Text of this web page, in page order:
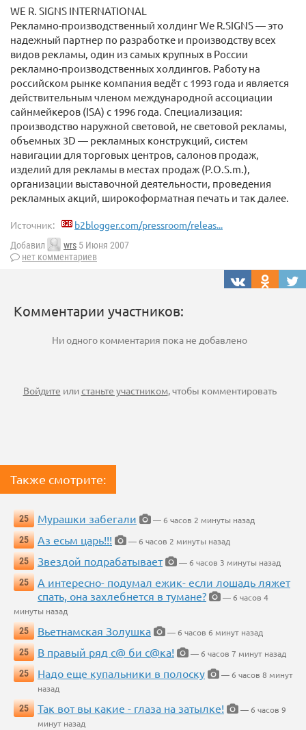
WE R. SIGNS INTERNATIONAL
Рекламно-производственный холдинг We R.SIGNS — это
надежный партнер по разработке и производству всех
видов рекламы, один из самых крупных в России
рекламно-производственных холдингов. Работу на
российском рынке компания ведёт с 1993 года и является
действительным членом международной ассоциации
сайнмейкеров (ISA) с 1996 года. Специализация:
производство наружной световой, не световой рекламы,
объемных 3D — рекламных конструкций, систем
навигации для торговых центров, салонов продаж,
изделий для рекламы в местах продаж (P.O.S.m.),
организации выставочной деятельности, проведения
рекламных акций, широкоформатная печать и так далее.
Источник: b2blogger.com/pressroom/releas...
Добавил wrs 5 Июня 2007
нет комментариев
Комментарии участников:
Ни одного комментария пока не добавлено
Войдите илистаньте участником, чтобы комментировать
Также смотрите:
25 Мурашки забегали
— 6 часов 2 минуты назад
25
Аз есьм царь!!!
— 6 часов 2 минуты назад
25
Звездой подрабатывает
— 6 часов 3 минуты назад
25
А интересно- подумал ежик- если лошадь ляжет
спать, она захлебнется в тумане?
— 6 часов 4
минуты назад
25
Вьетнамская Золушка
— 6 часов 6 минут назад
25
В правый ряд с@ би с@ка!
— 6 часов 7 минут назад
25
Надо еще купальники в полоску
— 6 часов 8 минут
назад
25
Так вот вы какие - глаза на затылке!
— 6 часов 9
минут назад